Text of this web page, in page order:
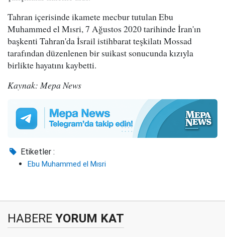
Tahran içerisinde ikamete mecbur tutulan Ebu
Muhammed el Mısri, 7 Ağustos 2020 tarihinde İran'ın
başkenti Tahran'da İsrail istihbarat teşkilatı Mossad
tarafından düzenlenen bir suikast sonucunda kızıyla
birlikte hayatını kaybetti.
Kaynak: Mepa News
Etiketler :
Ebu Muhammed el Mısri
HABERE YORUM KAT